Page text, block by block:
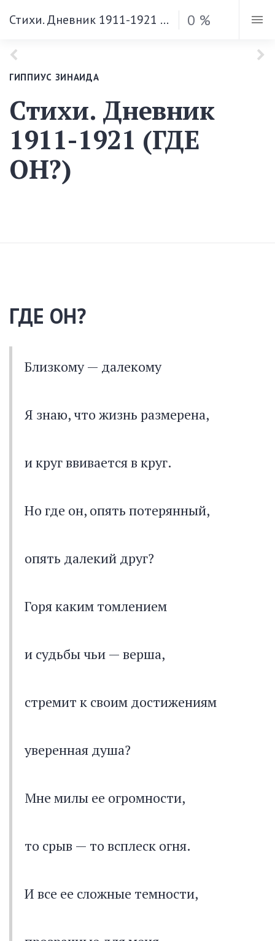
Стихи. Дневник 1911-1921 (ГДЕ OH?) 0 %
ГИППИУС ЗИНАИДА
Стихи. Дневник
1911-1921 (ГДЕ
OH?)
ГДЕ OH?
Близкому — далекому
Я знаю, что жизнь размерена,
и круг ввивается в круг.
Но где он, опять потерянный,
опять далекий друг?
Горя каким томлением
и судьбы чьи — верша,
стремит к своим достижениям
уверенная душа?
Мне милы ее огромности,
то срыв — то всплеск огня.
И все ее сложные темности,